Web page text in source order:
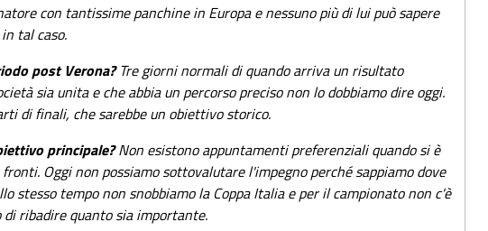
con tantissime panchine in Europa e nessuno più di lui può sapere
tal caso.
post Verona?Tre giorni normali di quando arriva un risultato
sia unita e che abbia un percorso preciso non lo dobbiamo dire oggi.
di finali, che sarebbe un obiettivo storico.
principale?Non esistono appuntamenti preferenziali quando si è
Oggi non possiamo sottovalutare l'impegno perché sappiamo dove
stesso tempo non snobbiamo la Coppa Italia e per il campionato non c'è
di ribadire quanto sia importante.